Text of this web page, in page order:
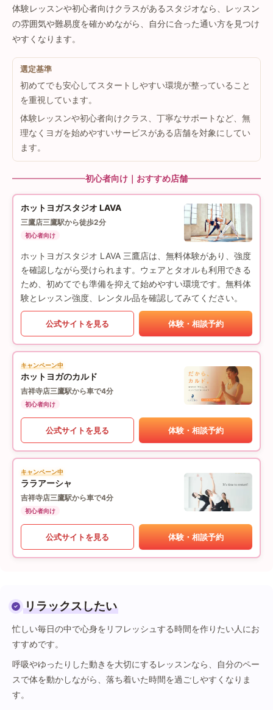
体験レッスンや初心者向けクラスがあるスタジオなら、レッスン
の雰囲気や難易度を確かめながら、自分に合った通い方を見つけ
やすくなります。
選定基準
初めてでも安心してスタートしやすい環境が整っていること
を重視しています。
体験レッスンや初心者向けクラス、丁寧なサポートなど、無
理なくヨガを始めやすいサービスがある店舗を対象にしてい
ます。
初心者向け｜おすすめ店舗
ホットヨガスタジオ LAVA
三鷹店三鷹駅から徒歩2分
初心者向け
ホットヨガスタジオ LAVA 三鷹店は、無料体験があり、強度
を確認しながら受けられます。ウェアとタオルも利用できる
ため、初めてでも準備を抑えて始めやすい環境です。無料体
験とレッスン強度、レンタル品を確認してみてください。
公式サイトを見る 体験・相談予約
キャンペーン中
ホットヨガのカルド
吉祥寺店三鷹駅から車で4分
初心者向け
公式サイトを見る 体験・相談予約
キャンペーン中
ララアーシャ
吉祥寺店三鷹駅から車で4分
初心者向け
公式サイトを見る 体験・相談予約
リラックスしたい
忙しい毎日の中で心身をリフレッシュする時間を作りたい人にお
すすめです。
呼吸やゆったりした動きを大切にするレッスンなら、自分のペー
スで体を動かしながら、落ち着いた時間を過ごしやすくなりま
す。